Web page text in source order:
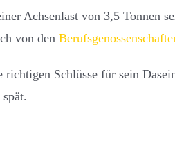
Achsenlast von 3,5 Tonnen
von den
Schlüsse für sein